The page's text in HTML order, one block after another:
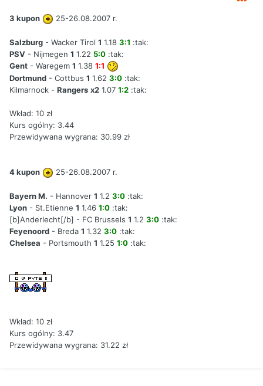
3 kupon 25-26.08.2007 r.
Salzburg - Wacker Tirol 1 1.18 3:1 :tak:
PSV - Nijmegen 1 1.22 5:0 :tak:
Gent - Waregem 1 1.38 1:1
Dortmund - Cottbus 1 1.62 3:0 :tak:
Kilmarnock - Rangers x2 1.07 1:2 :tak:
Wkład: 10 zł
Kurs ogólny: 3.44
Przewidywana wygrana: 30.99 zł
4 kupon 25-26.08.2007 r.
Bayern M. - Hannover 1 1.2 3:0 :tak:
Lyon - St.Etienne 1 1.46 1:0 :tak:
[b]Anderlecht[/b] - FC Brussels 1 1.2 3:0 :tak:
Feyenoord - Breda 1 1.32 3:0 :tak:
Chelsea - Portsmouth 1 1.25 1:0 :tak:
Wkład: 10 zł
Kurs ogólny: 3.47
Przewidywana wygrana: 31.22 zł